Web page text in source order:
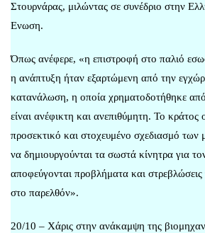
Στουρνάρας, μιλώντας σε συνέδριο στην
Ενωση.
Όπως ανέφερε, «η επιστροφή στο παλιό
η ανάπτυξη ήταν εξαρτώμενη από την
κατανάλωση, η οποία χρηματοδοτήθηκε
είναι ανέφικτη και ανεπιθύμητη. Το κράτος
προσεκτικό και στοχευμένο σχεδιασμό των
να δημιουργούνται τα σωστά κίνητρα για
αποφεύγονται προβλήματα και
στο παρελθόν».
20/10 – Χάρις στην ανάκαμψη της